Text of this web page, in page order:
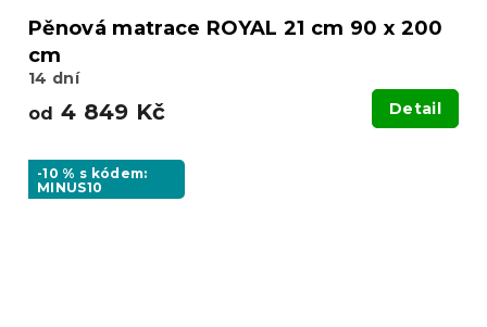
Pěnová matrace ROYAL 21 cm 90 x 200
cm
14 dní
od 4 849 Kč Detail
-10 % s kódem:
MINUS10